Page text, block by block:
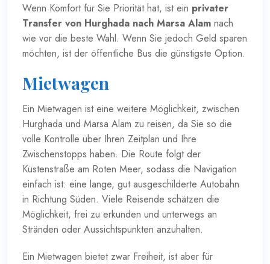
Wenn Komfort für Sie Priorität hat, ist ein privater
Transfer von Hurghada nach Marsa Alam nach
wie vor die beste Wahl. Wenn Sie jedoch Geld sparen
möchten, ist der öffentliche Bus die günstigste Option.
Mietwagen
Ein Mietwagen ist eine weitere Möglichkeit, zwischen
Hurghada und Marsa Alam zu reisen, da Sie so die
volle Kontrolle über Ihren Zeitplan und Ihre
Zwischenstopps haben. Die Route folgt der
Küstenstraße am Roten Meer, sodass die Navigation
einfach ist: eine lange, gut ausgeschilderte Autobahn
in Richtung Süden. Viele Reisende schätzen die
Möglichkeit, frei zu erkunden und unterwegs an
Stränden oder Aussichtspunkten anzuhalten.
Ein Mietwagen bietet zwar Freiheit, ist aber für